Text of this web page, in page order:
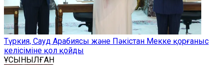
Түркия, Сауд Арабиясы және Пәкістан Мекке қорғаныс
келісіміне қол қойды
ҰСЫНЫЛҒАН